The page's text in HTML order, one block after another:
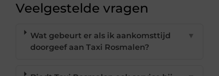
Veelgestelde vragen
Wat gebeurt er als ik aankomsttijd
doorgeef aan Taxi Rosmalen?
▼